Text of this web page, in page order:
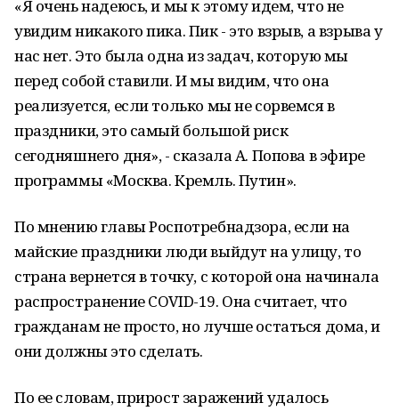
«Я очень надеюсь, и мы к этому идем, что не
увидим никакого пика. Пик - это взрыв, а взрыва у
нас нет. Это была одна из задач, которую мы
перед собой ставили. И мы видим, что она
реализуется, если только мы не сорвемся в
праздники, это самый большой риск
сегодняшнего дня», - сказала А. Попова в эфире
программы «Москва. Кремль. Путин».
По мнению главы Роспотребнадзора, если на
майские праздники люди выйдут на улицу, то
страна вернется в точку, с которой она начинала
распространение COVID-19. Она считает, что
гражданам не просто, но лучше остаться дома, и
они должны это сделать.
По ее словам, прирост заражений удалось